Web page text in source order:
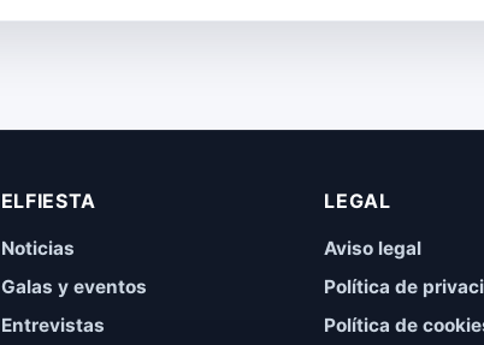
ELFIESTA
Noticias
Galas y eventos
Entrevistas
LEGAL
Aviso legal
Política de
Política de